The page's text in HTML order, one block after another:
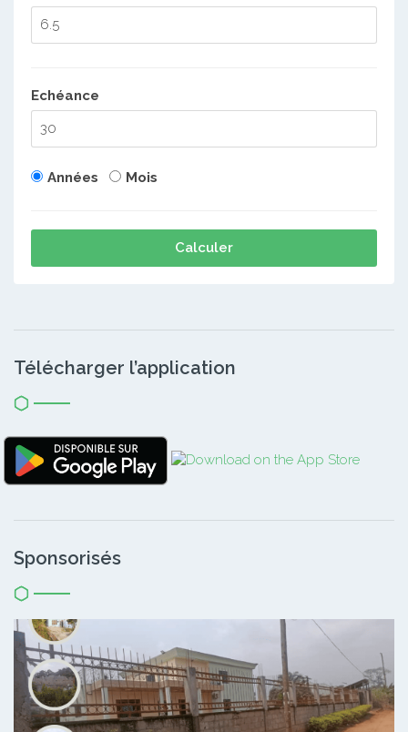
Echéance
Années Mois
Calculer
Télécharger l’application
Sponsorisés